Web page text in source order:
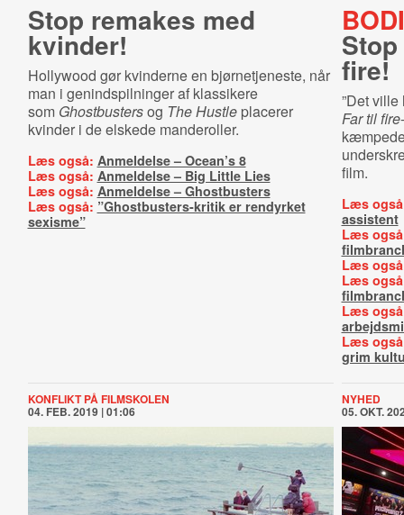
Stop remakes med
kvinder!
Hollywood gør kvinderne en bjørnetjeneste, når
man i genindspilninger af klassikere
som Ghostbustersog The Hustleplacerer
kvinder i de elskede manderoller.
Læs også: Anmeldelse – Ocean’s 8
Læs også: Anmeldelse – Big Little Lies
Læs også: Anmeldelse – Ghostbusters
Læs også: ”Ghostbusters-kritik er rendyrket
sexisme”
fire!
”Det
Far til fire
film.
Læs
assistent
Læs
Læs
Læs
Læs
Læs
grim
KONFLIKT PÅ FILMSKOLEN
04. FEB. 2019 | 01:06
NYHED
05. OKT.